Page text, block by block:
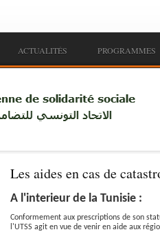
ACTUALITÉS PROGRAMMES
Les aides en cas de
A l'interieur de la Tunisie :
Conformement aux prescriptions de son
l'UTSS agit en vue de venir en aide aux